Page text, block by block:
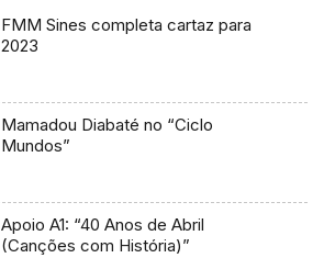
FMM Sines completa cartaz para
2023
Mamadou Diabaté no “Ciclo
Mundos”
Apoio A1: “40 Anos de Abril
(Canções com História)”